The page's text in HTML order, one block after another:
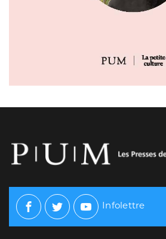
Facebook
TwitterYoutube
Infolettre